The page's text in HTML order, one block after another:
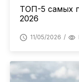
ТОП-5 самых
2026
11/05/2026